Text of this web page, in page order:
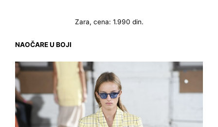
Zara, cena: 1.990 din.
NAOČARE U BOJI